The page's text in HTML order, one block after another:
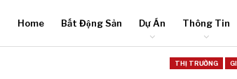
Home Bất Động Sản Dự Án Thông Tin
THỊ TRƯỜNG